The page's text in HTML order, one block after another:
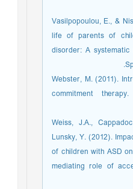
Vasilpopoulou, E., &
life of parents of
disorder: A
Webster, M. (2011).
commitment
Weiss, J.A.,
Lunsky, Y. (2012).
of children with ASD
mediating role of